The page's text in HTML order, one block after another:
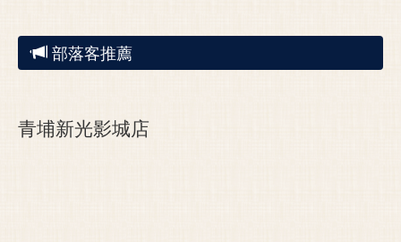
部落客推薦
青埔新光影城店